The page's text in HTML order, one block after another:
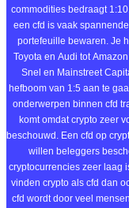
commodities bedraagt 1:10. Aandelen Actief in aandelen handelen middels
een cfd is vaak spannender dan het aankopen van aandelen en deze in je
portefeuille bewaren. Je
Toyota en Audi tot
Snel en Mainstreet
hefboom van 1:5 aan te gaan. Cryptocurrencies Eén van de meest
onderwerpen binnen cfd
komt omdat crypto zeer
beschouwd. Een cfd op
willen beleggers
cryptocurrencies zeer laag
vinden crypto als cfd dan ook niet de
cfd wordt door veel mensen als groot voordeel gezien vanwege de